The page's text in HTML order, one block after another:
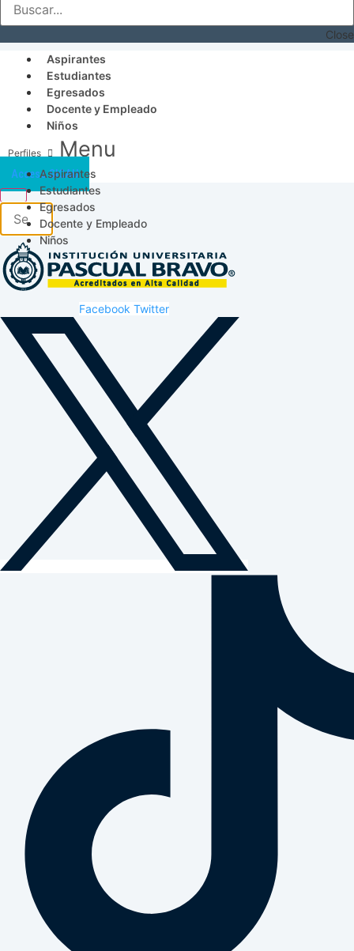
Close
Aspirantes
Estudiantes
Egresados
Docente y Empleado
Niños
Menu
Aspirantes
Estudiantes
Egresados
Docente y Empleado
Niños
Acceso SICAU
Facebook Twitter